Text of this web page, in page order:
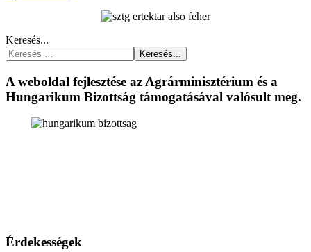
Keresés...
Keresés...
A weboldal fejlesztése az Agrárminisztérium és a
Hungarikum Bizottság támogatásával valósult meg.
Érdekességek